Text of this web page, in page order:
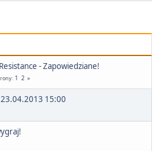
- Zapowiedziane!
1 2
15:00